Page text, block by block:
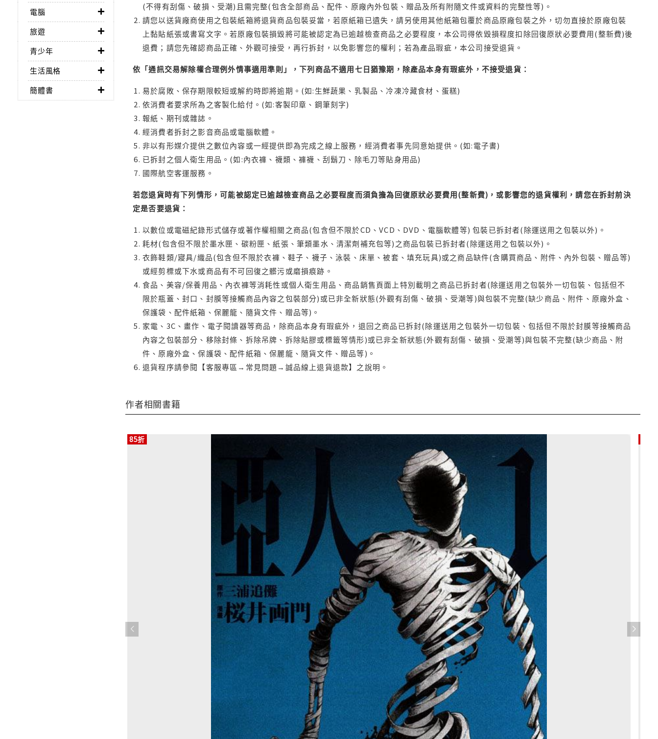
電腦
旅遊
青少年
生活風格
簡體書
(不得有刮傷、破損、受潮)且需完整(包含全部商品、配件、原廠內外包裝、贈品及所有附隨文件或資料的完整性等)。
請您以送貨廠商使用之包裝紙箱將退貨商品包裝妥當，若原紙箱已遺失，請另使用其他紙箱包覆於商品原廠包裝之外，切勿直接於原廠包裝
上黏貼紙張或書寫文字。若原廠包裝損毀將可能被認定為已逾越檢查商品之必要程度，本公司得依毀損程度扣除回復原狀必要費用(整新費)後
退費；請您先確認商品正確、外觀可接受，再行拆封，以免影響您的權利；若為產品瑕疵，本公司接受退貨。
依「通訊交易解除權合理例外情事適用準則」，下列商品不適用七日猶豫期，除產品本身有瑕疵外，不接受退貨：
易於腐敗、保存期限較短或解約時即將逾期。(如:生鮮蔬果、乳製品、冷凍冷藏食材、蛋糕)
依消費者要求所為之客製化給付。(如:客製印章、鋼筆刻字)
報紙、期刊或雜誌。
經消費者拆封之影音商品或電腦軟體。
非以有形媒介提供之數位內容或一經提供即為完成之線上服務，經消費者事先同意始提供。(如:電子書)
已拆封之個人衛生用品。(如:內衣褲、襪類、褲襪、刮鬍刀、除毛刀等貼身用品)
國際航空客運服務。
若您退貨時有下列情形，可能被認定已逾越檢查商品之必要程度而須負擔為回復原狀必要費用(整新費)，或影響您的退貨權利，請您在拆封前決
定是否要退貨：
以數位或電磁紀錄形式儲存或著作權相關之商品(包含但不限於CD、VCD、DVD、電腦軟體等) 包裝已拆封者(除運送用之包裝以外)。
耗材(包含但不限於墨水匣、碳粉匣、紙張、筆類墨水、清潔劑補充包等)之商品包裝已拆封者(除運送用之包裝以外)。
衣飾鞋類/寢具/織品(包含但不限於衣褲、鞋子、襪子、泳裝、床單、被套、填充玩具)或之商品缺件(含購買商品、附件、內外包裝、贈品等)
或經剪標或下水或商品有不可回復之髒污或磨損痕跡。
食品、美容/保養用品、內衣褲等消耗性或個人衛生用品、商品銷售頁面上特別載明之商品已拆封者(除運送用之包裝外一切包裝、包括但不
限於瓶蓋、封口、封膜等接觸商品內容之包裝部分)或已非全新狀態(外觀有刮傷、破損、受潮等)與包裝不完整(缺少商品、附件、原廠外盒、
保護袋、配件紙箱、保麗龍、隨貨文件、贈品等)。
家電、3C、畫作、電子閱讀器等商品，除商品本身有瑕疵外，退回之商品已拆封(除運送用之包裝外一切包裝、包括但不限於封膜等接觸商品
內容之包裝部分、移除封條、拆除吊牌、拆除貼膠或標籤等情形)或已非全新狀態(外觀有刮傷、破損、受潮等)與包裝不完整(缺少商品、附
件、原廠外盒、保護袋、配件紙箱、保麗龍、隨貨文件、贈品等)。
退貨程序請參閱【客服專區→常見問題→誠品線上退貨退款】之說明。
作者相關書籍
85折